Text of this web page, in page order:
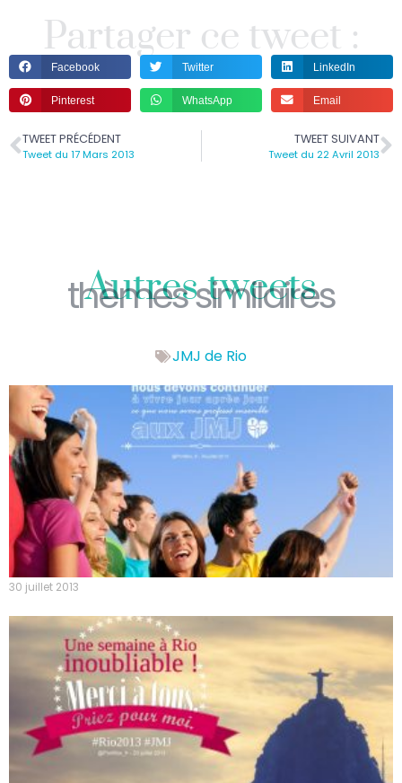
Partager ce tweet :
Facebook Twitter LinkedIn
Pinterest WhatsApp Email
TWEET PRÉCÉDENT
Tweet du 17 Mars 2013
TWEET SUIVANT
Tweet du 22 Avril 2013
Autres tweets
thèmes similaires
JMJ de Rio
30 juillet 2013